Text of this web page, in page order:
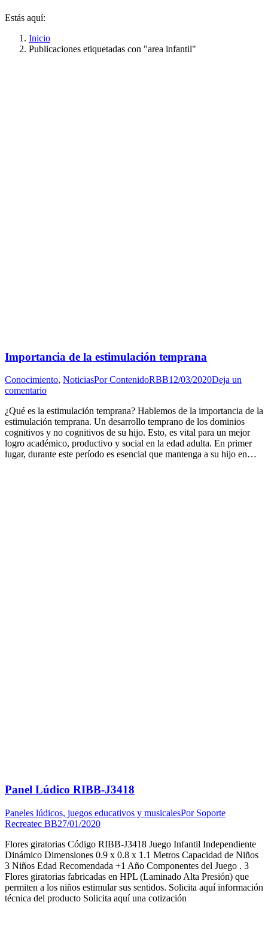
Estás aquí:
Inicio
Publicaciones etiquetadas con "area infantil"
Importancia de la estimulación temprana
Conocimiento, NoticiasPorContenidoRBB12/03/2020Deja un
comentario
¿Qué es la estimulación temprana? Hablemos de la importancia de la
estimulación temprana. Un desarrollo temprano de los dominios
cognitivos y no cognitivos de su hijo. Esto, es vital para un mejor
logro académico, productivo y social en la edad adulta. En primer
lugar, durante este período es esencial que mantenga a su hijo en…
Panel Lúdico RIBB-J3418
Paneles lúdicos, juegos educativos y musicalesPor Soporte
Recreatec BB27/01/2020
Flores giratorias Código RIBB-J3418 Juego Infantil Independiente
Dinámico Dimensiones 0.9 x 0.8 x 1.1 Metros Capacidad de Niños
3 Niños Edad Recomendada +1 Año Componentes del Juego . 3
Flores giratorias fabricadas en HPL (Laminado Alta Presión) que
permiten a los niños estimular sus sentidos. Solicita aquí información
técnica del producto Solicita aquí una cotización